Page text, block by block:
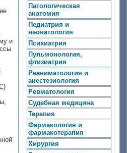
и
Патологическая
анатомия
Педиатрия и
неонатология
Психиатрия
Пульмонология,
фтизиатрия
Реаниматология и
анестезиология
Ревматология
Судебная медицина
Терапия
Фармакология и
фармакотерапия
Хирургия